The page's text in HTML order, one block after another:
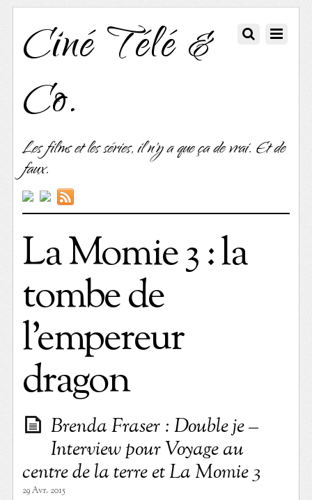
Ciné Télé &
Co.
Les films et les séries, il n'y a que ça de vrai. Et de
faux.
La Momie 3 : la
tombe de
l’empereur
dragon
Brenda Fraser : Double je –
Interview pour Voyage au
centre de la terre et La Momie 3
29 Avr. 2015